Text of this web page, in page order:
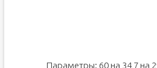
Параметры: 60 на 34,7 на